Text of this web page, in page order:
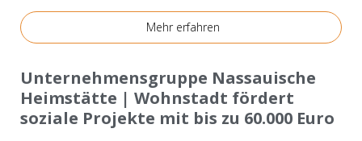
Mehr erfah­ren
Unter­neh­mens­grup­pe Nas­saui­sche
Heim­stät­te | Wohn­stadt för­dert
sozia­le Pro­jek­te mit bis zu 60.000 Euro